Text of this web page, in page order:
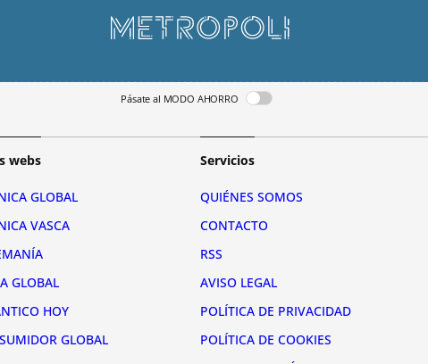
Pásate al MODO AHORRO
webs
GLOBAL
VASCA
GLOBAL
HOY
GLOBAL
Servicios
QUIÉNES SOMOS
CONTACTO
RSS
AVISO LEGAL
POLÍTICA DE PRIVACIDAD
POLÍTICA DE COOKIES